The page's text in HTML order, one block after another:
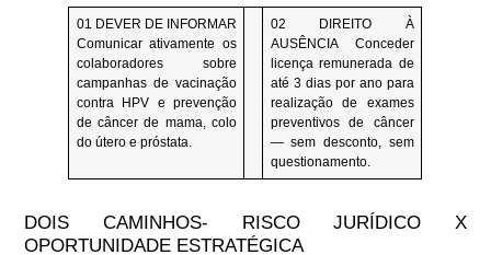
01 DEVER DE INFORMAR
Comunicar ativamente os
colaboradores sobre
campanhas de vacinação
contra HPV e prevenção
de câncer de mama, colo
do útero e próstata.
02
DIREITO À
AUSÊNCIAConceder
licença remunerada de
até 3 dias por ano para
realização de exames
preventivos de câncer
— sem desconto, sem
questionamento.
DOIS CAMINHOS- RISCO JURÍDICO X
OPORTUNIDADE ESTRATÉGICA